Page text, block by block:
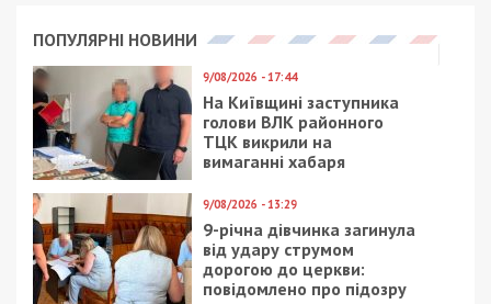
ПОПУЛЯРНІ НОВИНИ
9/08/2026 - 17:44
На Київщині заступника
голови ВЛК районного
ТЦК викрили на
вимаганні хабаря
9/08/2026 - 13:29
9-річна дівчинка загинула
від удару струмом
дорогою до церкви:
повідомлено про підозру